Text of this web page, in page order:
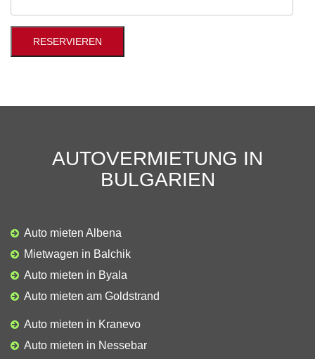
AUTOVERMIETUNG IN
BULGARIEN
Auto mieten Albena
Mietwagen in Balchik
Auto mieten in Byala
Auto mieten am Goldstrand
Auto mieten in Kranevo
Auto mieten in Nessebar